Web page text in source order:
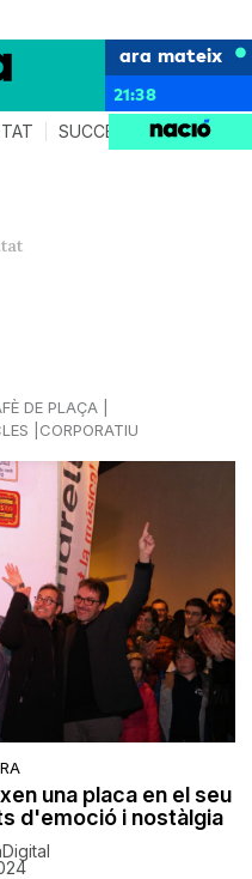
ara mateix
21:38
SUCCESSOS AGENDA
DE PLAÇA
CORPORATIU
una placa en el seu
d'emoció i nostàlgia